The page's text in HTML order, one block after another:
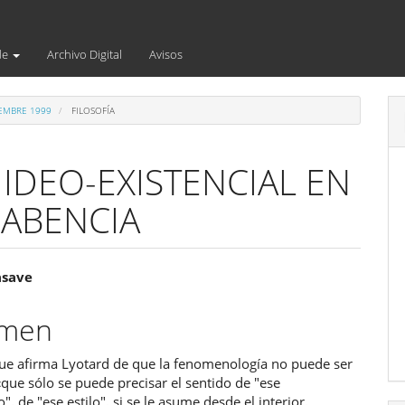
Archivo Digital Avisos
1999 FILOSOFÍA
EXISTENCIAL EN
afirma Lyotard de que la fenomenología no puede ser
sólo se puede precisar el sentido de "ese
de "ese estilo", si se le asume desde el interior,